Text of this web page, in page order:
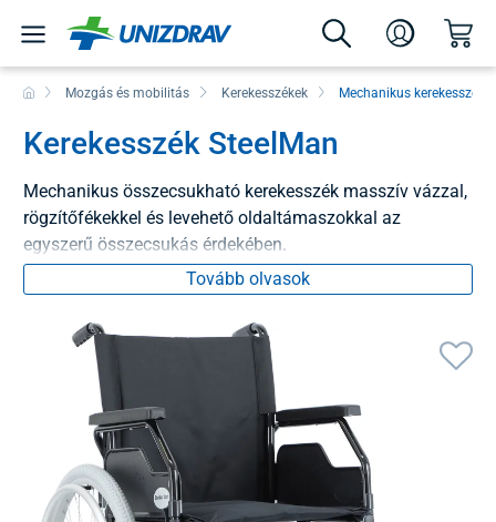
Mozgás és mobilitás Kerekesszékek Mechanikus
Kerekesszék SteelMan
Mechanikus összecsukható kerekesszék masszív vázzal,
rögzítőfékekkel és levehető oldaltámaszokkal az
egyszerű összecsukás érdekében.
Tovább olvasok